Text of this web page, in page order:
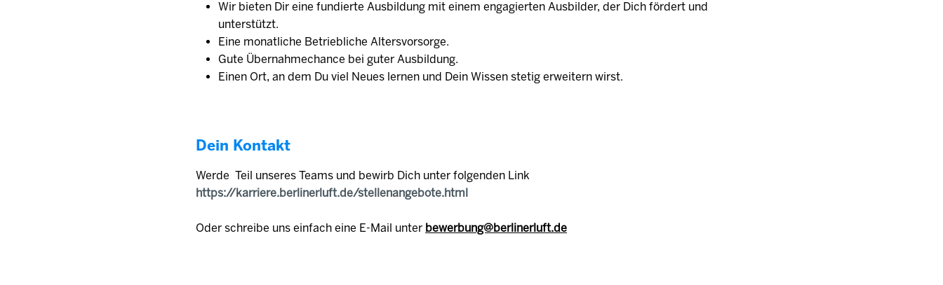
Wir bieten Dir eine fundierte Ausbildung mit einem engagierten Ausbilder, der Dich fördert und
unterstützt.
Eine monatliche Betriebliche Altersvorsorge.
Gute Übernahmechance bei guter Ausbildung.
Einen Ort, an dem Du viel Neues lernen und Dein Wissen stetig erweitern wirst.
Dein Kontakt
Werde Teil unseres Teams und bewirb Dich unter folgenden Link
https://karriere.berlinerluft.de/stellenangebote.html
Oder schreibe uns einfach eine E-Mail unter bewerbung@berlinerluft.de